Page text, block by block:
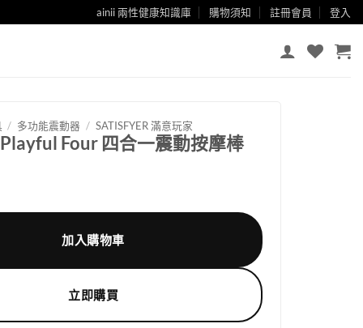
ainii 兩性健康知識庫 購物須知 註冊會員 登入
/ 多功能震動器 / SATISFYER 滿意玩家
Four 四合一震動按摩棒
加入購物車
立即購買